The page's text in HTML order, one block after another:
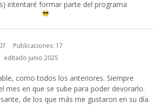
intentaré formar parte del programa
Publicaciones: 17
editado junio 2025
como todos los anteriores. Siempre
mes en que se sube para poder devorarlo.
de los que más me gustaron en su día.